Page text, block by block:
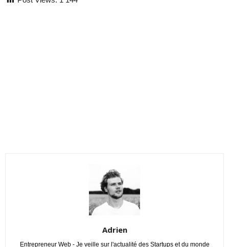
Adrien
Entrepreneur Web - Je veille sur l'actualité des Startups et du monde